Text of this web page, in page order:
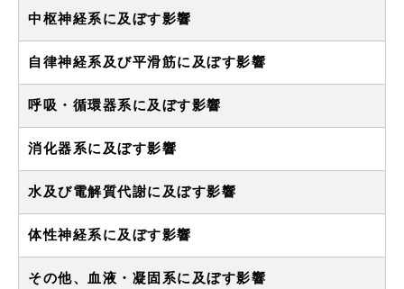
中枢神経系に及ぼす影響
自律神経系及び平滑筋に及ぼす影響
呼吸・循環器系に及ぼす影響
消化器系に及ぼす影響
水及び電解質代謝に及ぼす影響
体性神経系に及ぼす影響
その他、血液・凝固系に及ぼす影響